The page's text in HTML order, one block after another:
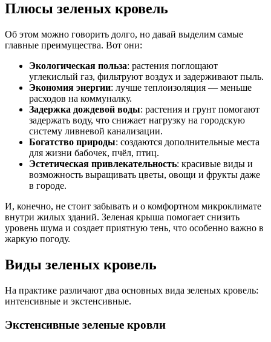
Плюсы зеленых кровель
Об этом можно говорить долго, но давай выделим самые
главные преимущества. Вот они:
Экологическая польза: растения поглощают
углекислый газ, фильтруют воздух и задерживают пыль.
Экономия энергии: лучше теплоизоляция — меньше
расходов на коммуналку.
Задержка дождевой воды: растения и грунт помогают
задержать воду, что снижает нагрузку на городскую
систему ливневой канализации.
Богатство природы: создаются дополнительные места
для жизни бабочек, пчёл, птиц.
Эстетическая привлекательность: красивые виды и
возможность выращивать цветы, овощи и фрукты даже
в городе.
И, конечно, не стоит забывать и о комфортном микроклимате
внутри жилых зданий. Зеленая крыша помогает снизить
уровень шума и создает приятную тень, что особенно важно в
жаркую погоду.
Виды зеленых кровель
На практике различают два основных вида зеленых кровель:
интенсивные и экстенсивные.
Экстенсивные зеленые кровли